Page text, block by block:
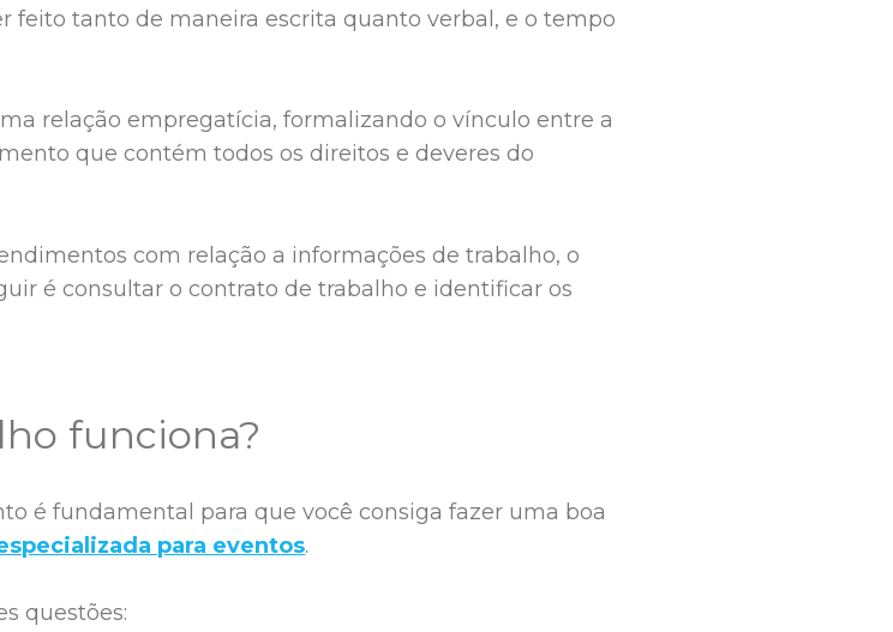
feito tanto de maneira escrita quanto verbal, e o tempo
relação empregatícia, formalizando o vínculo entre a
que contém todos os direitos e deveres do
com relação a informações de trabalho, o
é consultar o contrato de trabalho e identificar os
funciona?
é fundamental para que você consiga fazer uma boa
para eventos.
questões: